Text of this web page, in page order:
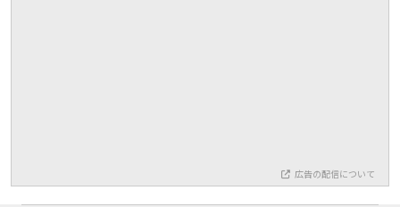
広告の配信について